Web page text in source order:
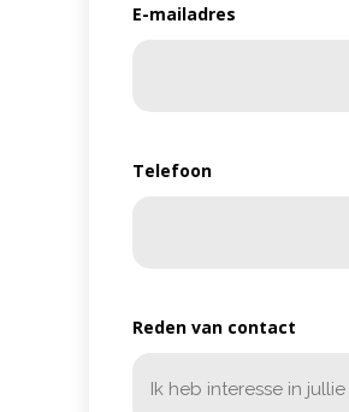
E-mailadres
Telefoon
Reden van contact